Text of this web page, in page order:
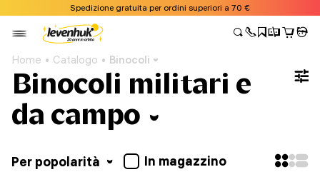
Spedizione gratuita per ordini superiori a 70 €
Home Catalogo Binocoli
Binocoli militari e
da campo
Per popolarità In magazzino